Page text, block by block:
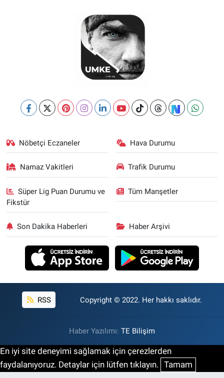
Nöbetçi Eczaneler Hava Durumu
Namaz Vakitleri Trafik Durumu
Süper Lig Puan Durumu ve
Fikstür
Tüm Manşetler
Son Dakika Haberleri Haber Arşivi
RSS Copyright © 2022. Her hakkı saklıdır.
Haber Yazılımı: TE Bilişim
En iyi site deneyimi sağlamak için çerezlerden
faydalanıyoruz. Detaylar için lütfen tıklayın. Tamam